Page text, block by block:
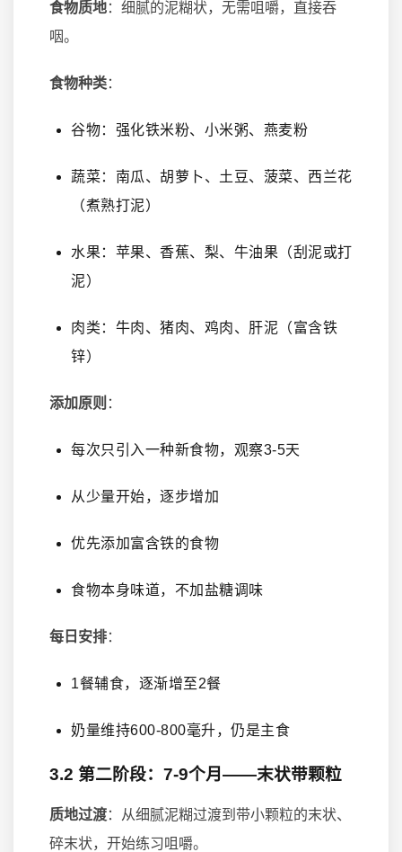
食物质地：细腻的泥糊状，无需咀嚼，直接吞
咽。
食物种类：
谷物：强化铁米粉、小米粥、燕麦粉
蔬菜：南瓜、胡萝卜、土豆、菠菜、西兰花
（煮熟打泥）
水果：苹果、香蕉、梨、牛油果（刮泥或打
泥）
肉类：牛肉、猪肉、鸡肉、肝泥（富含铁
锌）
添加原则 ：
每次只引入一种新食物，观察3-5天
从少量开始，逐步增加
优先添加富含铁的食物
食物本身味道，不加盐糖调味
每日安排：
1餐辅食，逐渐增至2餐
奶量维持600-800毫升，仍是主食
3.2 第二阶段：7-9个月——末状带颗粒
质地过渡：从细腻泥糊过渡到带小颗粒的末状、
碎末状，开始练习咀嚼。